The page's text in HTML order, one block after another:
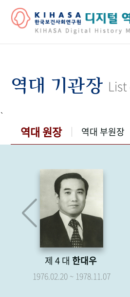
역대 기관장
`
역대 원장 역대 부원장
제 4 대 한대우
1976.02.20 ~ 1978.11.07